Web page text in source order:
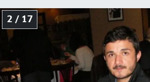
2 / 17